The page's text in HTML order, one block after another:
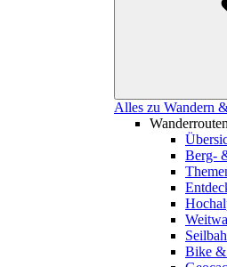
Alles zu Wandern
Berg-
Bike &